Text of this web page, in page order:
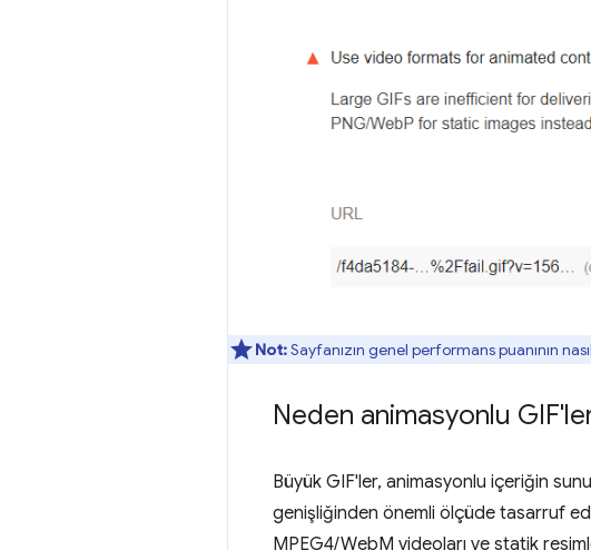
Not:Sayfanızın genel performans puanının
Neden animasyonlu
Büyük GIF'ler, animasyonlu içeriğin
genişliğinden önemli ölçüde tasarruf
MPEG4/WebM videoları ve statik